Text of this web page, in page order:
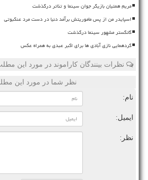
مریم همتیان بازیگر جوان سینما و تئاتر درگذشت
اسپایدر من از پس ماموریتش برآمد دنیا در دست مرد عنکبوتی
گانگستر مشهور سینما درگذشت
گردهمایی نازی آبادی ها برای اکبر عبدی به همراه عکس
نظرات بینندگان کاراموند در مورد این
نظر شما در مورد این
نام:
ایمیل:
نظر: